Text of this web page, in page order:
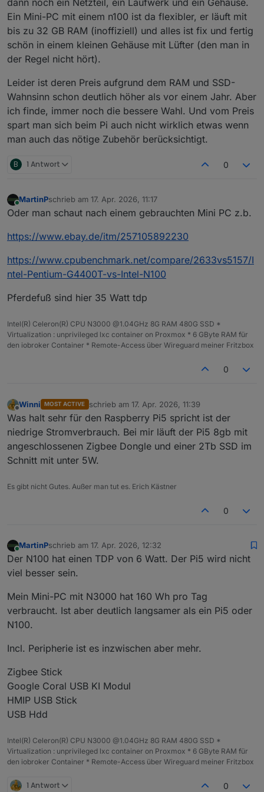
Ein Mini-PC mit einem n100 ist da flexibler, er läuft mit
bis zu 32 GB RAM (inoffiziell) und alles ist fix und fertig
schön in einem kleinen Gehäuse mit Lüfter (den man in
der Regel nicht hört).
Leider ist deren Preis aufgrund dem RAM und SSD-
Wahnsinn schon deutlich höher als vor einem Jahr. Aber
ich finde, immer noch die bessere Wahl. Und vom Preis
spart man sich beim Pi auch nicht wirklich etwas wenn
man auch das nötige Zubehör berücksichtigt.
B 1 Antwort 0
Online
MartinPschrieb am 17. Apr. 2026, 11:17
zuletzt editiert von
Oder man schaut nach einem gebrauchten Mini PC z.b.
https://www.ebay.de/itm/257105892230
https://www.cpubenchmark.net/compare/2633vs5157/I
ntel-Pentium-G4400T-vs-Intel-N100
Pferdefuß sind hier 35 Watt tdp
Intel(R) Celeron(R) CPU N3000 @1.04GHz 8G RAM 480G SSD *
Virtualization : unprivileged lxc container on Proxmox * 6 GByte RAM für
den iobroker Container * Remote-Access über Wireguard meiner Fritzbox
0
Offline
Winni MOST ACTIVE schrieb am 17. Apr. 2026, 11:39
zuletzt editiert von
Was halt sehr für den Raspberry Pi5 spricht ist der
niedrige Stromverbrauch. Bei mir läuft der Pi5 8gb mit
angeschlossenen Zigbee Dongle und einer 2Tb SSD im
Schnitt mit unter 5W.
Es gibt nicht Gutes. Außer man tut es. Erich Kästner
0
Online
MartinPschrieb am 17. Apr. 2026, 12:32
zuletzt editiert von
Der N100 hat einen TDP von 6 Watt. Der Pi5 wird nicht
viel besser sein.
Mein Mini-PC mit N3000 hat 160 Wh pro Tag
verbraucht. Ist aber deutlich langsamer als ein Pi5 oder
N100.
Incl. Peripherie ist es inzwischen aber mehr.
Zigbee Stick
Google Coral USB KI Modul
HMIP USB Stick
USB Hdd
Intel(R) Celeron(R) CPU N3000 @1.04GHz 8G RAM 480G SSD *
Virtualization : unprivileged lxc container on Proxmox * 6 GByte RAM für
den iobroker Container * Remote-Access über Wireguard meiner Fritzbox
1 Antwort 0